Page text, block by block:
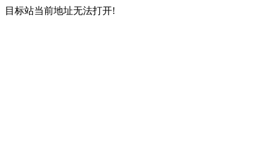
目标站当前地址无法打开!